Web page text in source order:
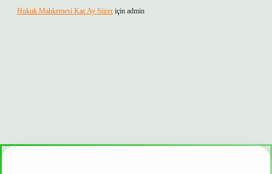
Hukuk Mahkemesi Kaç Ay Sürer için admin
güvenilir mi